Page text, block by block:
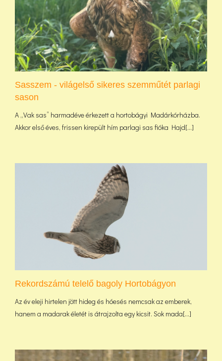
Sasszem - világelső sikeres szemműtét parlagi
sason
A „Vak sas” harmadéve érkezett a hortobágyi Madárkórházba.
Akkor első éves, frissen kirepült hím parlagi sas fióka Hajd[...]
Rekordszámú telelő bagoly Hortobágyon
Az év eleji hirtelen jött hideg és hóesés nemcsak az emberek,
hanem a madarak életét is átrajzolta egy kicsit. Sok mada[...]